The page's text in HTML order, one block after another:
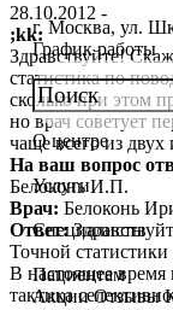
г. Москва, ул.
График работы
О центре
О клинике
Новости
Сотрудничество
Услуги
Консультации
Стоимость ЭКО
Программы врт
Специалисты
Главный врач
Заместитель
Пациентам
Онлайн-
АкцииОтзывы
28.10.2012 -
;kk:
Здравствуйте!
статистика по
сколько при этом
но врач советует
чаще всего из
На ваш вопрос
Белоконь И.П.
Врач: Белоконь
Ответ:
Точной
В настоящее время
тактика